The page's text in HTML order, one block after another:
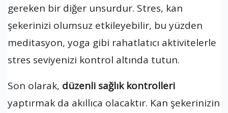
gereken bir diğer unsurdur. Stres, kan
şekerinizi olumsuz etkileyebilir, bu yüzden
meditasyon, yoga gibi rahatlatıcı aktivitelerle
stres seviyenizi kontrol altında tutun.
Son olarak, düzenli sağlık kontrolleri
yaptırmak da akıllıca olacaktır. Kan şekerinizin